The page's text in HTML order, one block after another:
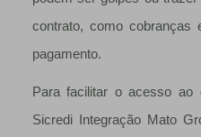
contrato, como cobranças
pagamento.
Para facilitar o acesso ao
Sicredi Integração Mato